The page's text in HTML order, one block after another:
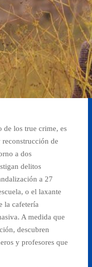
de los true crime, es
de
a dos
delitos
a 27
o el laxante
la cafetería
A medida que
descubren
y profesores que